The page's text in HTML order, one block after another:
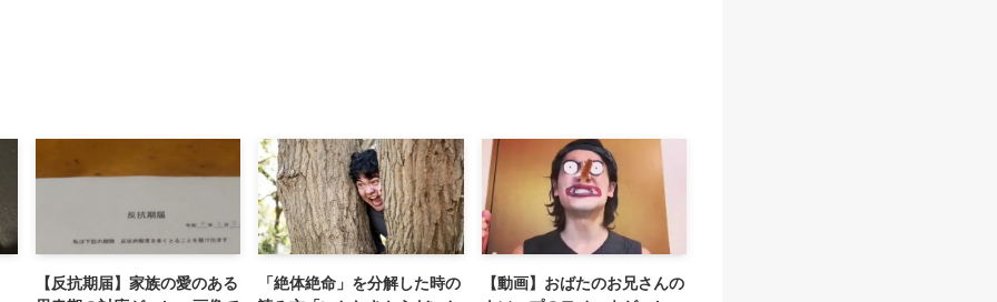
【反抗期届】家族の愛のある
「絶体絶命」を分解した時の
【動画】おばたのお兄さんの